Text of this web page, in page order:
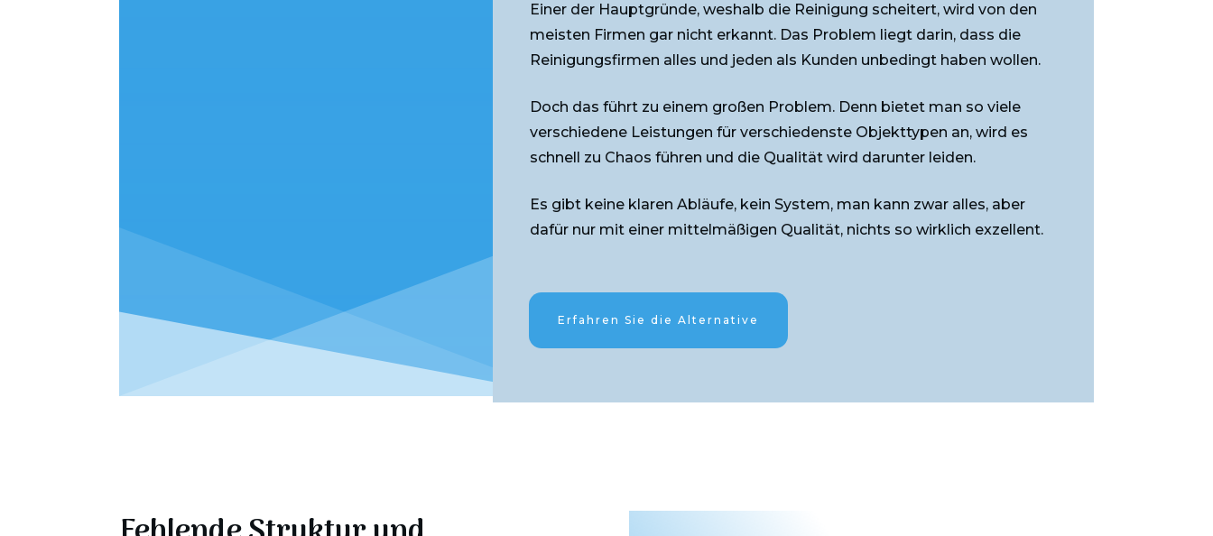
Einer der Hauptgründe, weshalb die Reinigung scheitert, wird von den
meisten Firmen gar nicht erkannt. Das Problem liegt darin, dass die
Reinigungsfirmen alles und jeden als Kunden unbedingt haben wollen.
Doch das führt zu einem großen Problem. Denn bietet man so viele
verschiedene Leistungen für verschiedenste Objekttypen an, wird es
schnell zu Chaos führen und die Qualität wird darunter leiden.
Es gibt keine klaren Abläufe, kein System, man kann zwar alles, aber
dafür nur mit einer mittelmäßigen Qualität, nichts so wirklich exzellent.
Erfahren Sie die Alternative